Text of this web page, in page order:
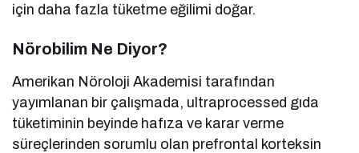
için daha fazla tüketme eğilimi doğar.
Nörobilim Ne Diyor?
Amerikan Nöroloji Akademisi tarafından
yayımlanan bir çalışmada, ultraprocessed gıda
tüketiminin beyinde hafıza ve karar verme
süreçlerinden sorumlu olan prefrontal korteksin